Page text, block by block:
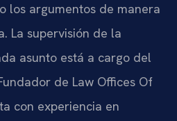
los argumentos de manera
La supervisión de la
asunto está a cargo del
de Law Offices Of
con experiencia en